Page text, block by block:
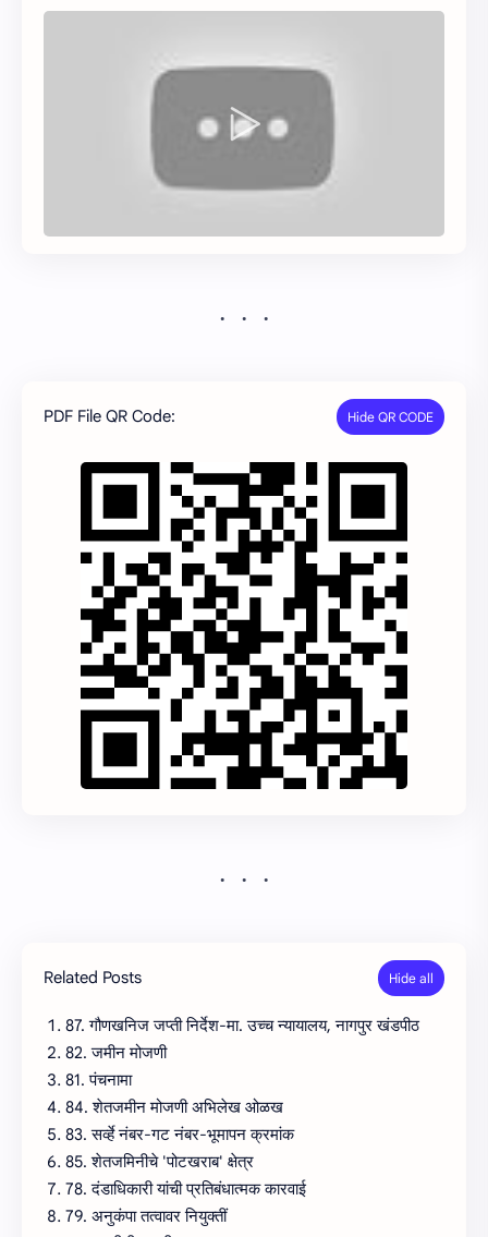
PDF File QR Code:
Related Posts
87. गौणखनिज जप्ती निर्देश-मा. उच्च न्यायालय, नागपुर खंडपीठ
82. जमीन मोजणी
81. पंचनामा
84. शेतजमीन मोजणी अभिलेख ओळख
83. सर्व्हे नंबर-गट नंबर-भूमापन क्रमांक
85. शेतजमिनीचे 'पोटखराब' क्षेत्र
78. दंडाधिकारी यांची प्रतिबंधात्मक कारवाई
79. अनुकंपा तत्वावर नियुक्तीं